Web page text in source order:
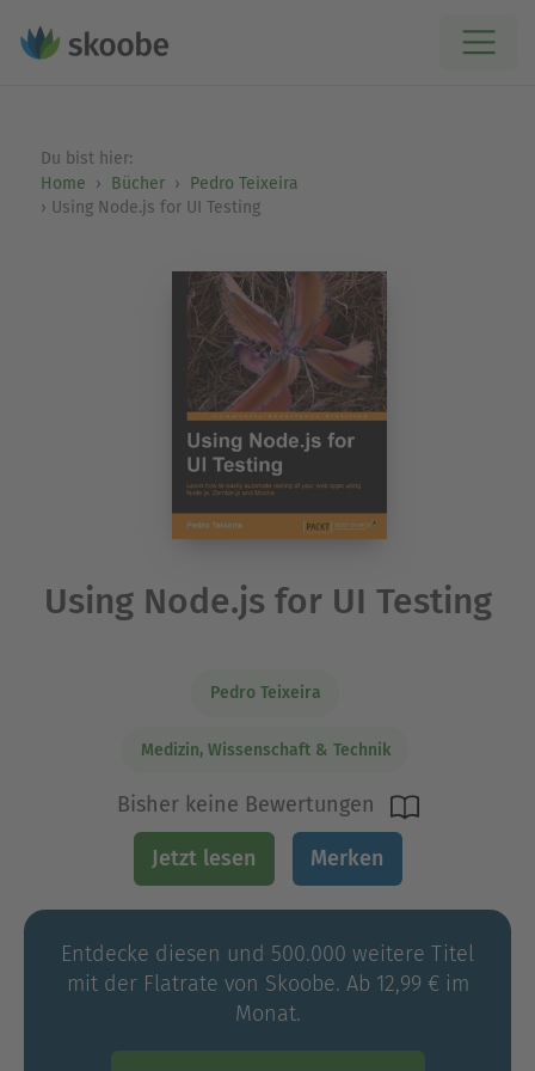
Du bist hier:
Home
Bücher
Pedro Teixeira
Using Node.js for UI Testing
Using Node.js for UI Testing
Pedro Teixeira
Medizin, Wissenschaft & Technik
Bisher keine Bewertungen
Jetzt lesen Merken
Entdecke diesen und 500.000 weitere Titel
mit der Flatrate von Skoobe. Ab 12,99 € im
Monat.